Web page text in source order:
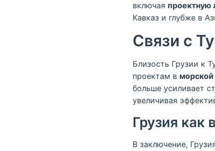
включая проектную
Кавказ и глубже в
Связи с
Близость Грузии к
проектам в морской
больше усиливает
увеличивая
Грузия как
В заключение,